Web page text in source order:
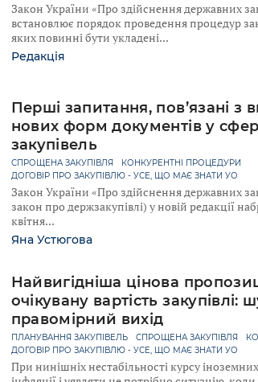
Закон України «Про здійснення державних
встановлює порядок проведення процедур
яких повинні бути укладені
Редакція
Перші запитання, пов’язані з
нових форм документів у
закупівель
СПРОЩЕНА ЗАКУПІВЛЯ
КОНКУРЕНТНІ ПРОЦЕДУРИ
ДОГОВІР ПРО ЗАКУПІВЛЮ - УСЕ, ЩО МАЄ ЗНАТИ УО
Закон України «Про здійснення державних
закон про держзакупівлі) у новій редакції
квітня
Яна Устюгова
Найвигідніша цінова
очікувану вартість закупівлі:
правомірний вихід
ПЛАНУВАННЯ ЗАКУПІВЕЛЬ СПРОЩЕНА ЗАКУПІВЛЯ
ДОГОВІР ПРО ЗАКУПІВЛЮ - УСЕ, ЩО МАЄ ЗНАТИ УО
При нинішніх нестабільності курсу